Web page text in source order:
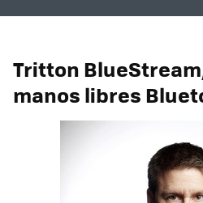
Tritton
manos libres